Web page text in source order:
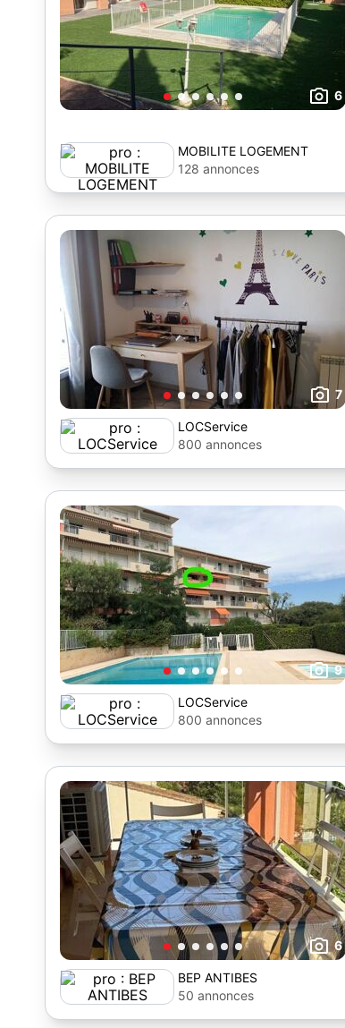
6
MOBILITE LOGEMENT
128 annonces
7
LOCService
800 annonces
9
LOCService
800 annonces
6
BEP ANTIBES
50 annonces